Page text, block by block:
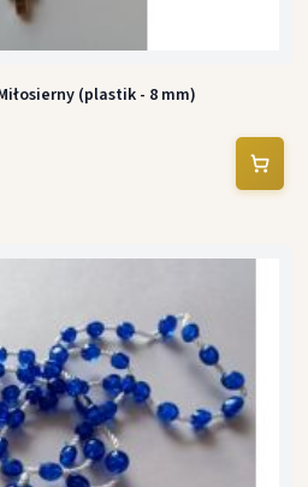
(plastik - 8 mm)